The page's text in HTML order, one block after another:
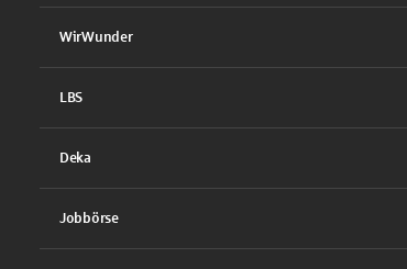
WirWunder
LBS
Deka
Jobbörse